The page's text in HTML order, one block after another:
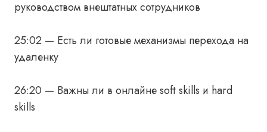
руководством внештатных сотрудников
25:02 — Есть ли готовые механизмы перехода на
удаленку
26:20 — Важны ли в онлайне soft skills и hard
skills